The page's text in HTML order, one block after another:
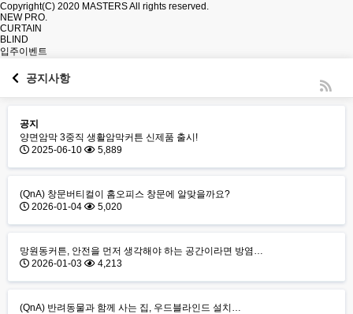
Copyright(C) 2020 MASTERSAll rights reserved.
NEW PRO.
CURTAIN
BLIND
입주이벤트
공지사항
공지
양면암막 3중직 생활암막커튼 신제품 출시!
2025-06-10
5,889
(QnA) 창문버티컬이 홈오피스 창문에 알맞을까요?
2026-01-04
5,020
망원동커튼, 안전을 먼저 생각해야 하는 공간이라면 방염…
2026-01-03
4,213
(QnA) 반려동물과 함께 사는 집, 우드블라인드 설치…